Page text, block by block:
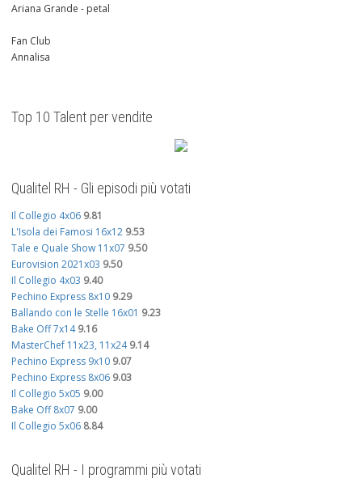
Ariana Grande - petal
Fan Club
Annalisa
Top 10 Talent per vendite
Qualitel RH - Gli episodi più votati
Il Collegio 4x06 9.81
L'Isola dei Famosi 16x12 9.53
Tale e Quale Show 11x07 9.50
Eurovision 2021x03 9.50
Il Collegio 4x03 9.40
Pechino Express 8x10 9.29
Ballando con le Stelle 16x01 9.23
Bake Off 7x14 9.16
MasterChef 11x23, 11x24 9.14
Pechino Express 9x10 9.07
Pechino Express 8x06 9.03
Il Collegio 5x05 9.00
Bake Off 8x07 9.00
Il Collegio 5x06 8.84
Qualitel RH - I programmi più votati